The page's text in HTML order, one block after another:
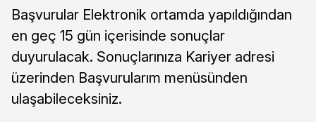
Başvurular Elektronik ortamda yapıldığından
en geç 15 gün içerisinde sonuçlar
duyurulacak. Sonuçlarınıza Kariyer adresi
üzerinden Başvurularım menüsünden
ulaşabileceksiniz.